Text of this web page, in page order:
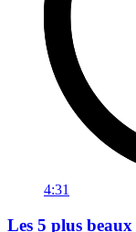
4:31
Les 5 plus